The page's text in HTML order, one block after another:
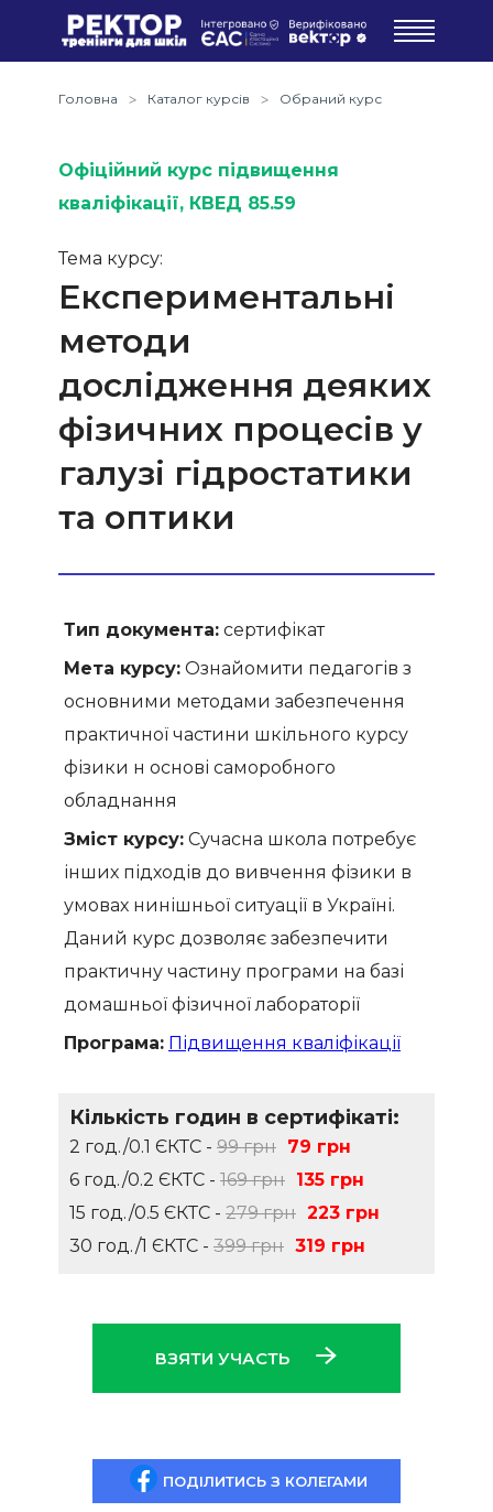
Головна Каталог курсів Обраний курс
Офіційний курс підвищення
кваліфікації, КВЕД 85.59
Тема курсу:
Експериментальні
методи
дослідження деяких
фізичних процесів у
галузі гідростатики
та оптики
Тип документа: сертифікат
Мета курсу: Ознайомити педагогів з
основними методами забезпечення
практичної частини шкільного курсу
фізики н основі саморобного
обладнання
Зміст курсу: Сучасна школа потребує
інших підходів до вивчення фізики в
умовах нинішньої ситуації в Україні.
Даний курс дозволяє забезпечити
практичну частину програми на базі
домашньої фізичної лабораторії
Програма: Підвищення кваліфікації
Кількість годин в сертифікаті:
2 год./0.1 ЄКТС - 99 грн 79 грн
6 год./0.2 ЄКТС - 169 грн 135 грн
15 год./0.5 ЄКТС - 279 грн 223 грн
30 год./1 ЄКТС - 399 грн 319 грн
ВЗЯТИ УЧАСТЬ
ПОДІЛИТИСЬ З КОЛЕГАМИ